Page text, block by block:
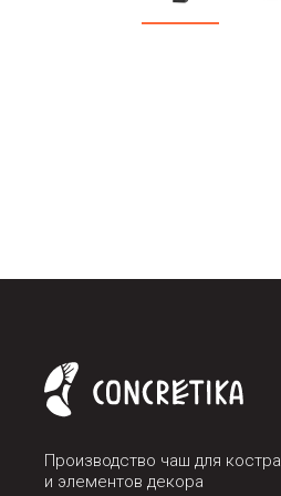
Производство чаш для костра
и элементов декора